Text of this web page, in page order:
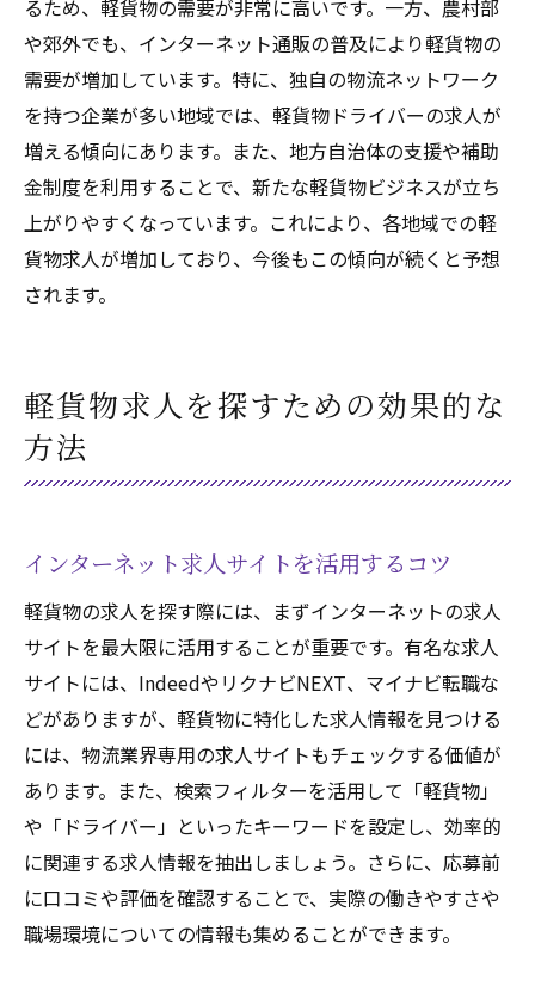
るため、軽貨物の需要が非常に高いです。一方、農村部
や郊外でも、インターネット通販の普及により軽貨物の
需要が増加しています。特に、独自の物流ネットワーク
を持つ企業が多い地域では、軽貨物ドライバーの求人が
増える傾向にあります。また、地方自治体の支援や補助
金制度を利用することで、新たな軽貨物ビジネスが立ち
上がりやすくなっています。これにより、各地域での軽
貨物求人が増加しており、今後もこの傾向が続くと予想
されます。
軽貨物求人を探すための効果的な
方法
インターネット求人サイトを活用するコツ
軽貨物の求人を探す際には、まずインターネットの求人
サイトを最大限に活用することが重要です。有名な求人
サイトには、IndeedやリクナビNEXT、マイナビ転職な
どがありますが、軽貨物に特化した求人情報を見つける
には、物流業界専用の求人サイトもチェックする価値が
あります。また、検索フィルターを活用して「軽貨物」
や「ドライバー」といったキーワードを設定し、効率的
に関連する求人情報を抽出しましょう。さらに、応募前
に口コミや評価を確認することで、実際の働きやすさや
職場環境についての情報も集めることができます。